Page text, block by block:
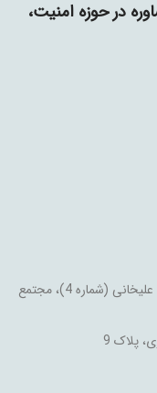
در حوزه امنیت،
نشانی اصفهان: خیابان فردوسی ، کوی شهید علیخانی (شماره 4)، مجتمع
پلاک 9